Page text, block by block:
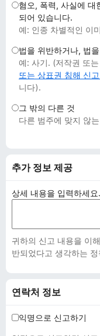
혐오, 폭력, 사실에 대
되어 있습니다.
예: 인종 차별적인 이
법을 위반하거나, 법
예: 사기. (저작권 또
또는 상표권 침해 신
니다).
그 밖의 다른 것
다른 범주에 맞지 않
추가 정보 제공
상세 내용을 입력하세요.
귀하의 신고 내용을 이
반되었다고 생각하는
연락처 정보
익명으로 신고하기